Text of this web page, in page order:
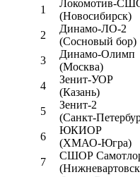
1
Локомотив-
(Новосибирск)
2
Динамо-ЛО-2
(Сосновый бор)
3
Динамо-Олимп
(Москва)
4
Зенит-УОР
(Казань)
5
Зенит-2
(Санкт-
6
ЮКИОР
(ХМАО-Югра)
7
СШОР